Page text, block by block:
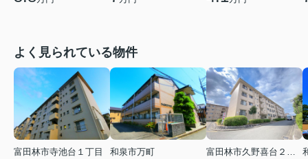
よく見られている物件
富田林市寺池台１丁目
和泉市万町
富田林市久野喜台２丁目